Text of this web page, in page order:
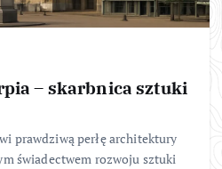
– skarbnica sztuki
prawdziwą perłę architektury
świadectwem rozwoju sztuki